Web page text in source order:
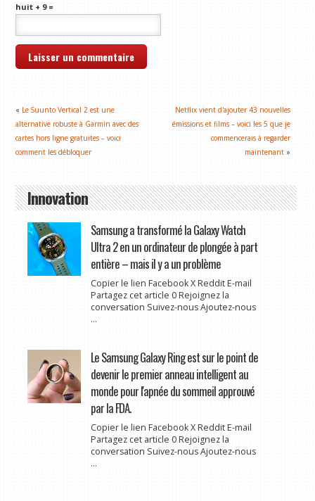
huit + 9 =
« Le Suunto Vertical 2 est une
alternative robuste à Garmin avec des
cartes hors ligne gratuites – voici
comment les débloquer
Netflix vient d'ajouter 43 nouvelles
émissions et films – voici les 5 que je
commencerais à regarder
maintenant »
Innovation
Samsung a transformé la Galaxy Watch
Ultra 2 en un ordinateur de plongée à part
entière – mais il y a un problème
Copier le lien Facebook X Reddit E-mail
Partagez cet article 0 Rejoignez la
conversation Suivez-nous Ajoutez-nous
...
Le Samsung Galaxy Ring est sur le point de
devenir le premier anneau intelligent au
monde pour l'apnée du sommeil approuvé
par la FDA.
Copier le lien Facebook X Reddit E-mail
Partagez cet article 0 Rejoignez la
conversation Suivez-nous Ajoutez-nous
...